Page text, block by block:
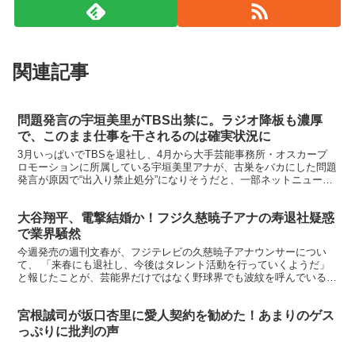
関連記事
問題発言の宇垣美里がTBS出禁に。ラジオ降板も濃厚
で、このまま仕事を干されるのは確実状況に
3月いっぱいでTBSを退社し、4月から大手芸能事務所・オスカープ
ロモーションに所属している宇垣美里アナが、古巣をバカにした問題
発言が原因で“出入り禁止処分”になりそうだと、一部ネットニュース
大谷翔平、電撃結婚か！フジ久慈暁子アナの寿退社疑惑
で業界騒然
今週発売の週刊文春が、フジテレビの久慈暁子アナウンサーについ
て、 「来春にも退社し、今後はタレント活動を行っていくようだ」
と報じたことが、芸能界だけではなく野球界でも波紋を呼んでいると
宮根誠司が坂口杏里に愛人契約を勧めた！あまりのゲス
っぷりに批判の声